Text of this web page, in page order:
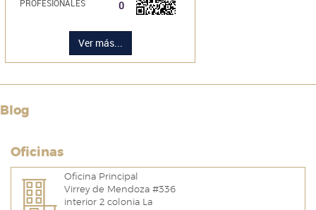
PROFESIONALES 0
Ver más...
Blog
Oficinas
Oficina Principal
Virrey de Mendoza #336
interior 2 colonia La